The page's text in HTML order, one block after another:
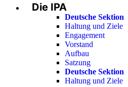
Menu
Die IPA
Deutsche Sektion
Haltung und Ziele
Engagement
Vorstand
Aufbau
Satzung
Deutsche Sektion
Haltung und Ziele